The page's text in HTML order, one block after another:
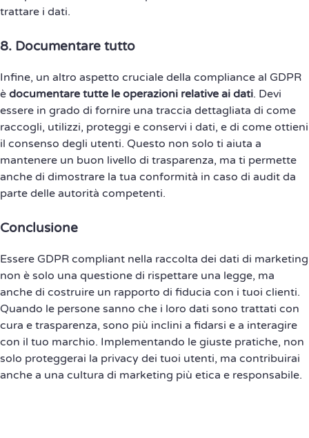
trattare i dati.
8. Documentare tutto
Infine, un altro aspetto cruciale della compliance al GDPR
è documentare tutte le operazioni relative ai dati. Devi
essere in grado di fornire una traccia dettagliata di come
raccogli, utilizzi, proteggi e conservi i dati, e di come ottieni
il consenso degli utenti. Questo non solo ti aiuta a
mantenere un buon livello di trasparenza, ma ti permette
anche di dimostrare la tua conformità in caso di audit da
parte delle autorità competenti.
Conclusione
Essere GDPR compliant nella raccolta dei dati di marketing
non è solo una questione di rispettare una legge, ma
anche di costruire un rapporto di fiducia con i tuoi clienti.
Quando le persone sanno che i loro dati sono trattati con
cura e trasparenza, sono più inclini a fidarsi e a interagire
con il tuo marchio. Implementando le giuste pratiche, non
solo proteggerai la privacy dei tuoi utenti, ma contribuirai
anche a una cultura di marketing più etica e responsabile.